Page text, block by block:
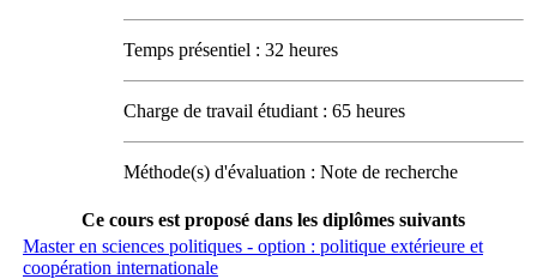
Temps présentiel : 32 heures
Charge de travail étudiant : 65 heures
Méthode(s) d'évaluation : Note de recherche
Ce cours est proposé dans les diplômes suivants
Master en sciences politiques - option : politique extérieure et
coopération internationale